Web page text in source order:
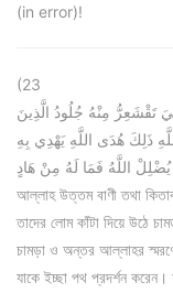
(in error)!
(23
تَقْشَعِرُّ مِنْهُ جُلُودُ الَّذِينَ
ذَلِكَ هُدَى اللَّهِ يَهْدِي بِهِ
اللَّهُ فَمَا لَهُ مِنْ هَادٍ
আল্লাহ উত্তম বাণী তথা
তাদের লোম কাঁটা দিয়ে উঠে
চামড়া ও অন্তর আল্লাহর
যাকে ইচ্ছা পথ প্রদর্শন